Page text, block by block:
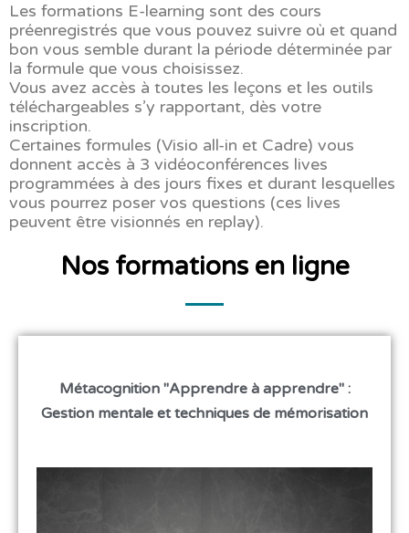
Les formations E-learning sont des cours
préenregistrés que vous pouvez suivre où et quand
bon vous semble durant la période déterminée par
la formule que vous choisissez.
Vous avez accès à toutes les leçons et les outils
téléchargeables s’y rapportant, dès votre
inscription.
Certaines formules (Visio all-in et Cadre) vous
donnent accès à 3 vidéoconférences lives
programmées à des jours fixes et durant lesquelles
vous pourrez poser vos questions (ces lives
peuvent être visionnés en replay).
Nos formations en ligne
Métacognition "Apprendre à apprendre" :
Gestion mentale et techniques de mémorisation